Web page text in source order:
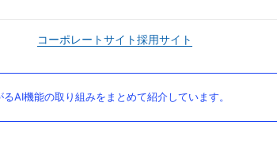
コーポレートサイト採用サイト
AI機能の取り組みをまとめて紹介しています。